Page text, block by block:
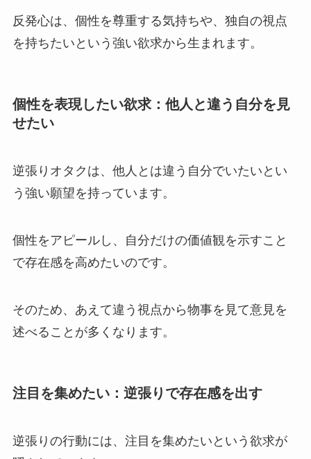
反発心は、個性を尊重する気持ちや、独自の視点
を持ちたいという強い欲求から生まれます。
個性を表現したい欲求：他人と違う自分を見
せたい
逆張りオタクは、他人とは違う自分でいたいとい
う強い願望を持っています。
個性をアピールし、自分だけの価値観を示すこと
で存在感を高めたいのです。
そのため、あえて違う視点から物事を見て意見を
述べることが多くなります。
注目を集めたい：逆張りで存在感を出す
逆張りの行動には、注目を集めたいという欲求が